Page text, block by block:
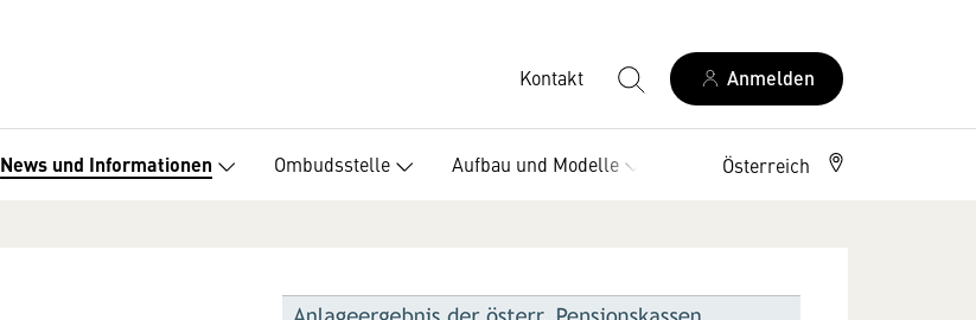
Kontakt Anmelden
News und Informationen Ombudsstelle Aufbau und Modelle VorteileÖsterreich